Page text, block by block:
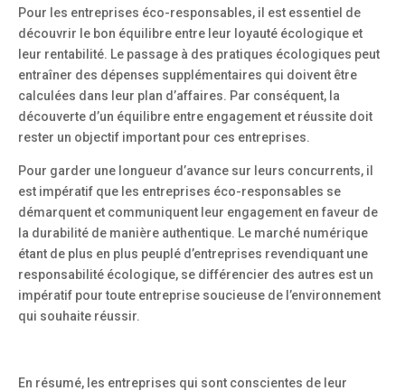
Pour les entreprises éco-responsables, il est essentiel de
découvrir le bon équilibre entre leur loyauté écologique et
leur rentabilité. Le passage à des pratiques écologiques peut
entraîner des dépenses supplémentaires qui doivent être
calculées dans leur plan d’affaires. Par conséquent, la
découverte d’un équilibre entre engagement et réussite doit
rester un objectif important pour ces entreprises.
Pour garder une longueur d’avance sur leurs concurrents, il
est impératif que les entreprises éco-responsables se
démarquent et communiquent leur engagement en faveur de
la durabilité de manière authentique. Le marché numérique
étant de plus en plus peuplé d’entreprises revendiquant une
responsabilité écologique, se différencier des autres est un
impératif pour toute entreprise soucieuse de l’environnement
qui souhaite réussir.
En résumé, les entreprises qui sont conscientes de leur